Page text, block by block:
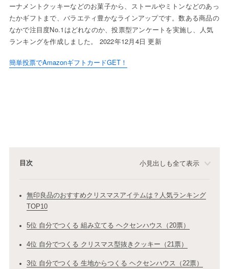
ーナメントクッキーなどのお菓子から、ストールやミトンなどのあっ
たかギフトまで、バラエティ豊かなラインアップです。数ある商品の
なかで注目度No.1はどれなのか、投票型アンケートを実施し、人気
ランキングを作成しました。 2022年12月4日 更新
簡単投票でAmazonギフトカードGET！
目次 小見出しも全て表示
無印良品のおすすめクリスマスアイテムは？人気ランキング
TOP10
5位 自分でつくる 組み立てる ヘクセンハウス（20票）
4位 自分でつくる クリスマス型抜きクッキー（21票）
3位 自分でつくる 生地からつくる ヘクセンハウス（22票）